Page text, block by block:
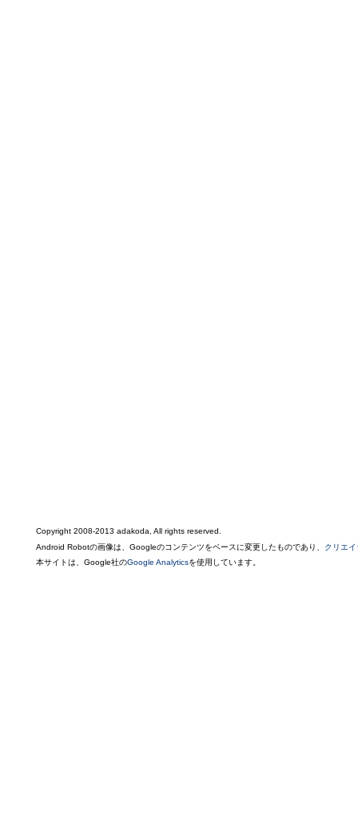
Copyright 2008-2013 adakoda, All rights reserved.
Android Robotの画像は、Googleのコンテンツをベースに変更したものであり、 クリエ
本サイトは、Google社のGoogle Analyticsを使用しています。